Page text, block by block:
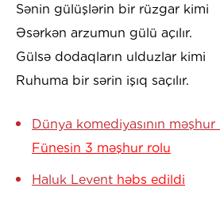
Sənin gülüşlərin bir rüzgar kimi
Əsərkən arzumun gülü açılır.
Gülsə dodaqların ulduzlar kimi
Ruhuma bir sərin işıq saçılır.
Dünya komediyasının məşhur
Fünesin 3 məşhur rolu
Haluk Levent həbs edildi